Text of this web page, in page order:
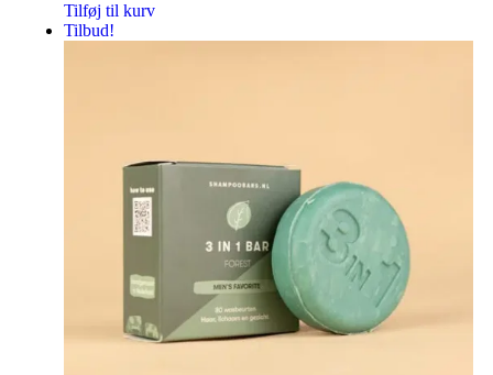
Tilføj til kurv
Tilbud!